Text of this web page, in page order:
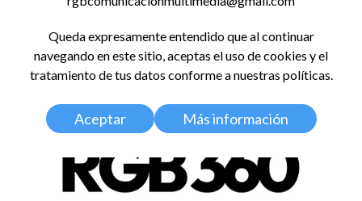
LinkedIn
RED GLOBAL
BALDOSA 360
Queda expresamente entendido que al continuar
navegando en este sitio, aceptas el uso de cookies y el
tratamiento de tus datos conforme a nuestras políticas.
Aceptar Más información